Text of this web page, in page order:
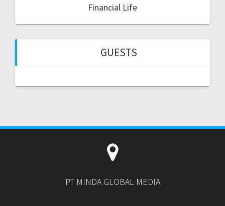
Financial Life
GUESTS
PT MINDA GLOBAL MEDIA